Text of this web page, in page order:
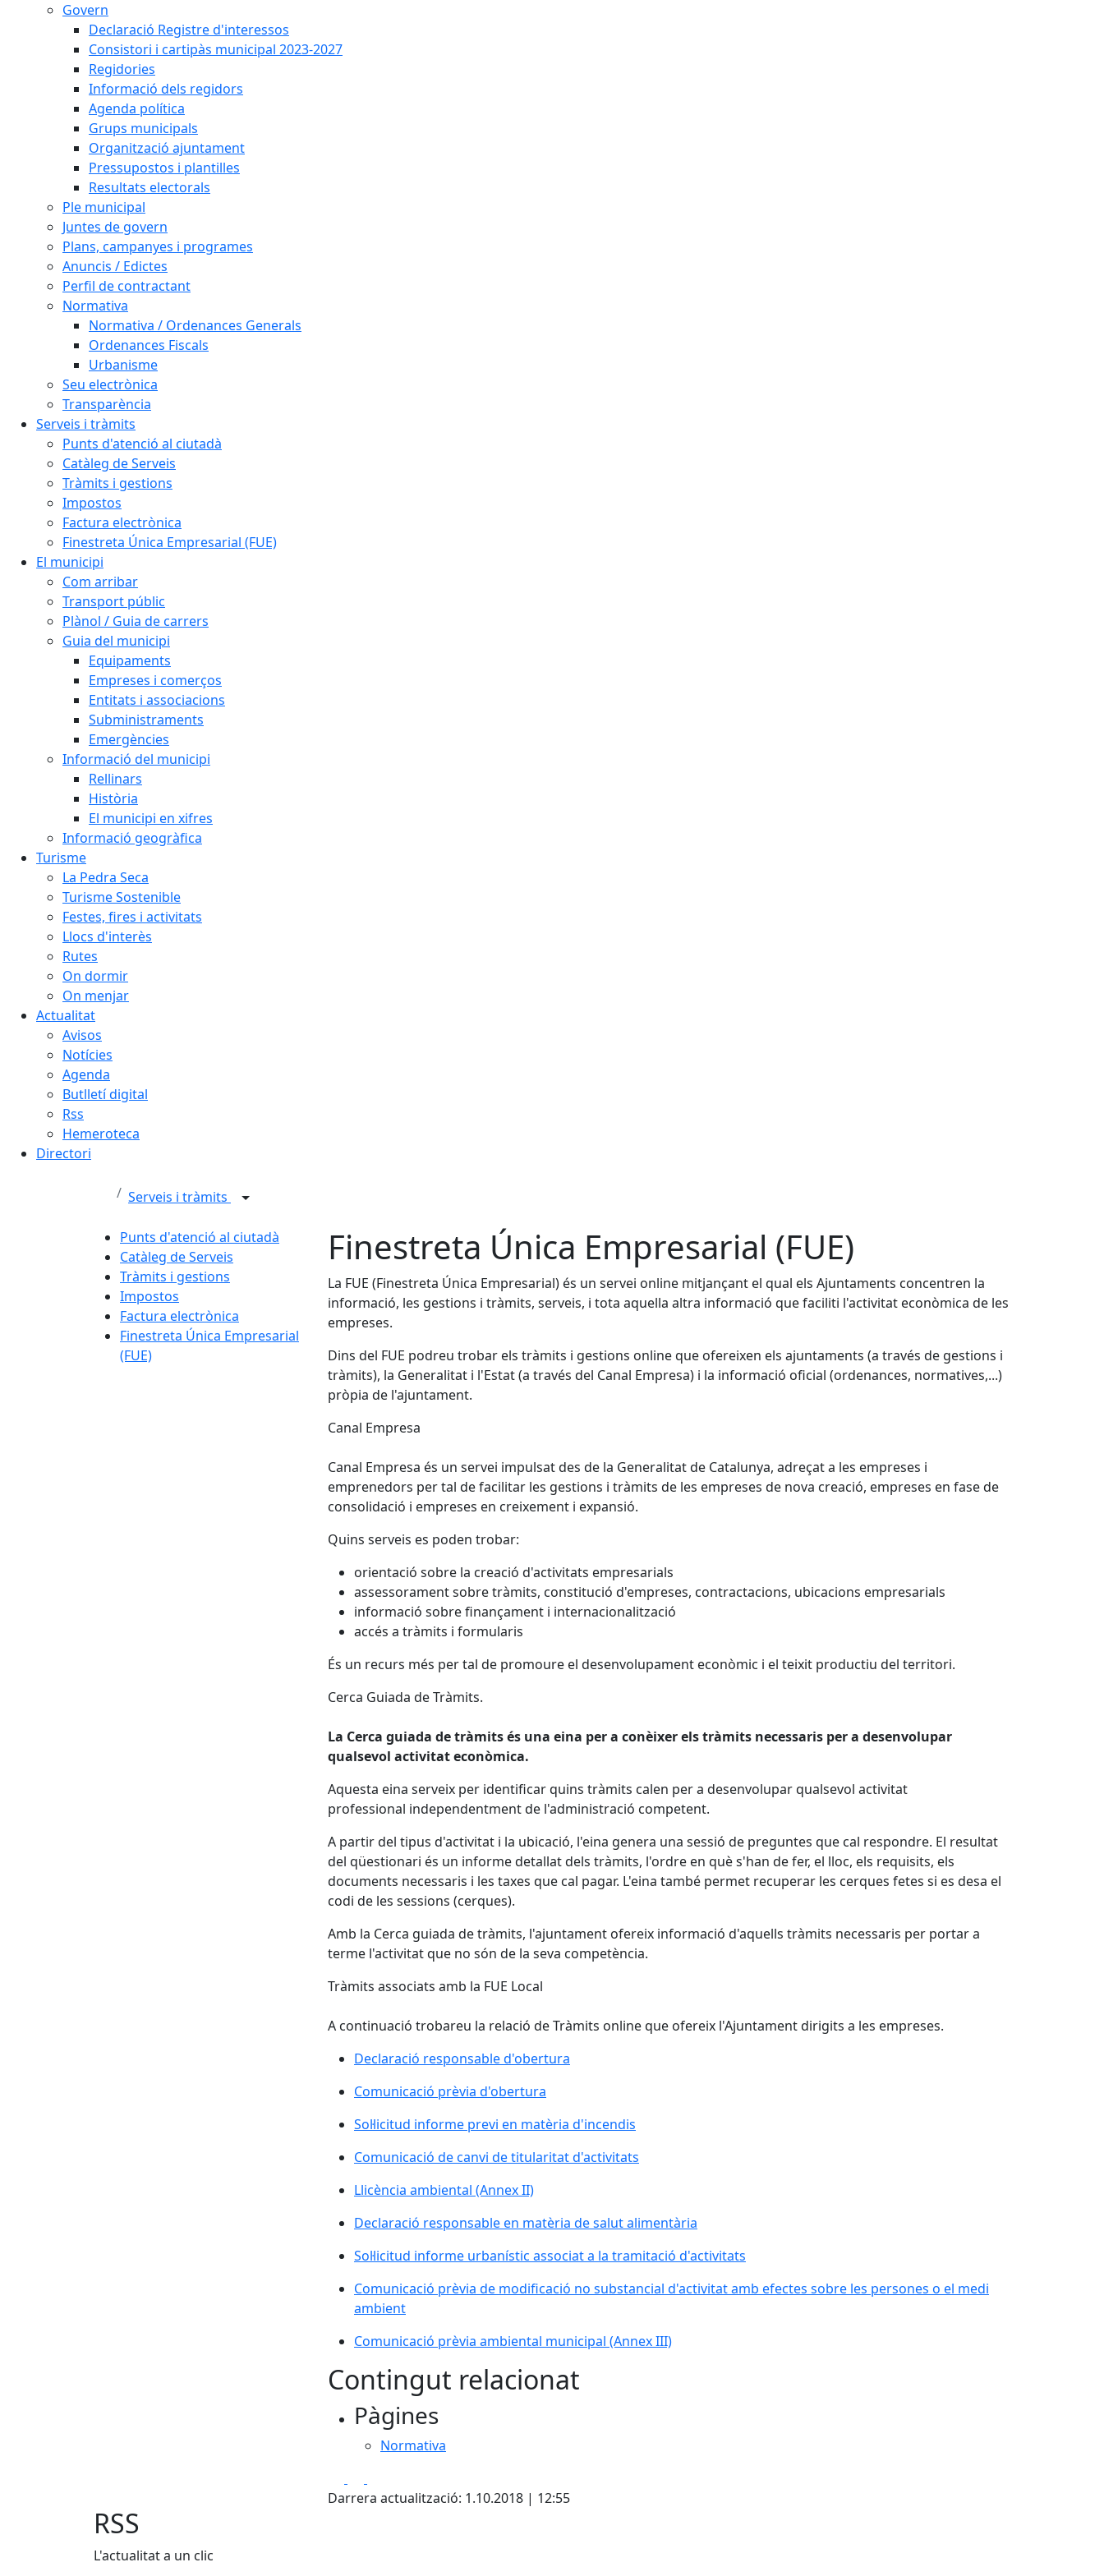
Govern
Declaració Registre d'interessos
Consistori i cartipàs municipal 2023-2027
Regidories
Informació dels regidors
Agenda política
Grups municipals
Organització ajuntament
Pressupostos i plantilles
Resultats electorals
Ple municipal
Juntes de govern
Plans, campanyes i programes
Anuncis / Edictes
Perfil de contractant
Normativa
Normativa / Ordenances Generals
Ordenances Fiscals
Urbanisme
Seu electrònica
Transparència
Serveis i tràmits
Punts d'atenció al ciutadà
Catàleg de Serveis
Tràmits i gestions
Impostos
Factura electrònica
Finestreta Única Empresarial (FUE)
El municipi
Com arribar
Transport públic
Plànol / Guia de carrers
Guia del municipi
Equipaments
Empreses i comerços
Entitats i associacions
Subministraments
Emergències
Informació del municipi
Rellinars
Història
El municipi en xifres
Informació geogràfica
Turisme
La Pedra Seca
Turisme Sostenible
Festes, fires i activitats
Llocs d'interès
Rutes
On dormir
On menjar
Actualitat
Avisos
Notícies
Agenda
Butlletí digital
Rss
Hemeroteca
Directori
Serveis i tràmits
Punts d'atenció al ciutadà
Catàleg de Serveis
Tràmits i gestions
Impostos
Factura electrònica
Finestreta Única Empresarial
(FUE)
Finestreta Única Empresarial (FUE)
La FUE (Finestreta Única Empresarial) és un servei online mitjançant el qual els Ajuntaments concentren la
informació, les gestions i tràmits, serveis, i tota aquella altra informació que faciliti l'activitat econòmica de les
empreses.
Dins del FUE podreu trobar els tràmits i gestions online que ofereixen els ajuntaments (a través de gestions i
tràmits), la Generalitat i l'Estat (a través del Canal Empresa) i la informació oficial (ordenances, normatives,...)
pròpia de l'ajuntament.
Canal Empresa
Canal Empresa és un servei impulsat des de la Generalitat de Catalunya, adreçat a les empreses i
emprenedors per tal de facilitar les gestions i tràmits de les empreses de nova creació, empreses en fase de
consolidació i empreses en creixement i expansió.
Quins serveis es poden trobar:
orientació sobre la creació d'activitats empresarials
assessorament sobre tràmits, constitució d'empreses, contractacions, ubicacions empresarials
informació sobre finançament i internacionalització
accés a tràmits i formularis
És un recurs més per tal de promoure el desenvolupament econòmic i el teixit productiu del territori.
Cerca Guiada de Tràmits.
La Cerca guiada de tràmits és una eina per a conèixer els tràmits necessaris per a desenvolupar
qualsevol activitat econòmica.
Aquesta eina serveix per identificar quins tràmits calen per a desenvolupar qualsevol activitat
professional independentment de l'administració competent.
A partir del tipus d'activitat i la ubicació, l'eina genera una sessió de preguntes que cal respondre. El resultat
del qüestionari és un informe detallat dels tràmits, l'ordre en què s'han de fer, el lloc, els requisits, els
documents necessaris i les taxes que cal pagar. L'eina també permet recuperar les cerques fetes si es desa el
codi de les sessions (cerques).
Amb la Cerca guiada de tràmits, l'ajuntament ofereix informació d'aquells tràmits necessaris per portar a
terme l'activitat que no són de la seva competència.
Tràmits associats amb la FUE Local
A continuació trobareu la relació de Tràmits online que ofereix l'Ajuntament dirigits a les empreses.
Declaració responsable d'obertura
Comunicació prèvia d'obertura
Sol·licitud informe previ en matèria d'incendis
Comunicació de canvi de titularitat d'activitats
Llicència ambiental (Annex II)
Declaració responsable en matèria de salut alimentària
Sol·licitud informe urbanístic associat a la tramitació d'activitats
Comunicació prèvia de modificació no substancial d'activitat amb efectes sobre les persones o el medi
ambient
Comunicació prèvia ambiental municipal (Annex III)
Contingut relacionat
Pàgines
Normativa
Darrera actualització: 1.10.2018 | 12:55
RSS
L'actualitat a un clic